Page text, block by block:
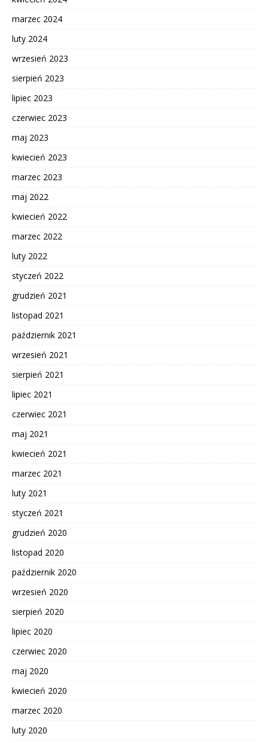
marzec 2024
luty 2024
wrzesień 2023
sierpień 2023
lipiec 2023
czerwiec 2023
maj 2023
kwiecień 2023
marzec 2023
maj 2022
kwiecień 2022
marzec 2022
luty 2022
styczeń 2022
grudzień 2021
listopad 2021
październik 2021
wrzesień 2021
sierpień 2021
lipiec 2021
czerwiec 2021
maj 2021
kwiecień 2021
marzec 2021
luty 2021
styczeń 2021
grudzień 2020
listopad 2020
październik 2020
wrzesień 2020
sierpień 2020
lipiec 2020
czerwiec 2020
maj 2020
kwiecień 2020
marzec 2020
luty 2020